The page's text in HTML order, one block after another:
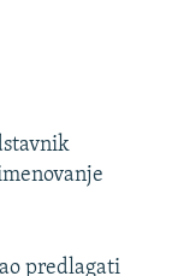
predlagati